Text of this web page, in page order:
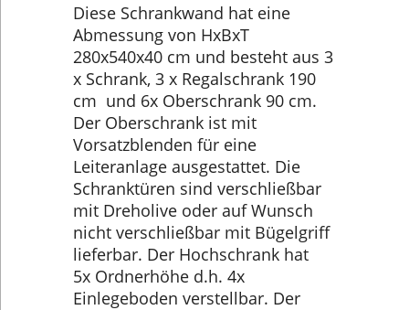
Diese Schrankwand hat eine
Abmessung von HxBxT
280x540x40 cm und besteht aus 3
x Schrank, 3 x Regalschrank 190
cm und 6x Oberschrank 90 cm.
Der Oberschrank ist mit
Vorsatzblenden für eine
Leiteranlage ausgestattet. Die
Schranktüren sind verschließbar
mit Dreholive oder auf Wunsch
nicht verschließbar mit Bügelgriff
lieferbar. Der Hochschrank hat
5x Ordnerhöhe d.h. 4x
Einlegeboden verstellbar. Der